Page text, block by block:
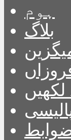
ہوم
بلاگ
لکھیں